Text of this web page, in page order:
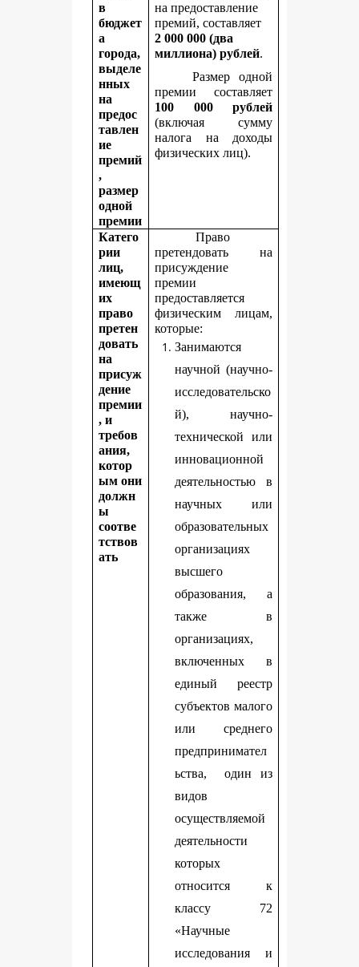
в
бюджет
а
города,
выделе
нных
на
предос
тавлен
ие
премий
,
размер
одной
премии
на предоставление
премий, составляет
2 000 000 (два
миллиона) рублей.
Размер одной
премии составляет
100 000 рублей
(включая сумму
налога на доходы
физических лиц).
Катего
рии
лиц,
имеющ
их
право
претен
довать
на
присуж
дение
премии
, и
требов
ания,
котор
ым они
должн
ы
соотве
тствов
ать
Право
претендовать на
присуждение
премии
предоставляется
физическим лицам,
которые:
Занимаются
научной (научно-
исследовательско
й), научно-
технической или
инновационной
деятельностью в
научных или
образовательных
организациях
высшего
образования, а
также в
организациях,
включенных в
единый реестр
субъектов малого
или среднего
предпринимател
ьства, один из
видов
осуществляемой
деятельности
которых
относится к
классу 72
«Научные
исследования и